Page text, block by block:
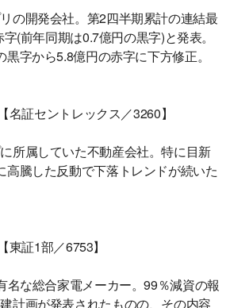
の開発会社。第2四半期累計の連結最
(前年同期は0.7億円の黒字)と発表。
字から5.8億円の赤字に下方修正。
名証セントレックス／3260】
所属していた不動産会社。特に目新
高騰した反動で下落トレンドが続いた
東証1部／6753】
な総合家電メーカー。99％減資の報
計画が発表されたものの、その内容